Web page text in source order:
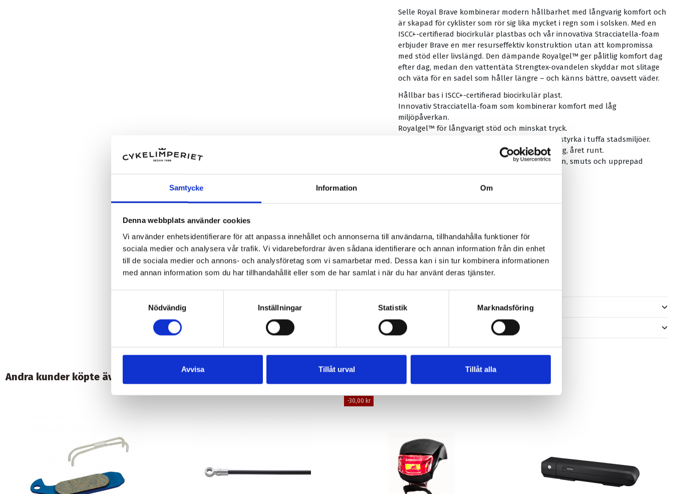
Samtycke Information Om
Denna webbplats använder cookies
Vi använder enhetsidentifierare för att anpassa innehållet och annonserna till användarna, tillhandahålla funktioner för
sociala medier och analysera vår trafik. Vi vidarebefordrar även sådana identifierare och annan information från din enhet
till de sociala medier och annons- och analysföretag som vi samarbetar med. Dessa kan i sin tur kombinera informationen
med annan information som du har tillhandahållit eller som de har samlat i när du har använt deras tjänster.
Nödvändig
Inställningar Statistik Marknadsföring
Avvisa Tillåt urval Tillåt alla
Selle Royal Brave kombinerar modern hållbarhet med långvarig komfort och
är skapad för cyklister som rör sig lika mycket i regn som i solsken. Med en
ISCC+-certifierad biocirkulär plastbas och vår innovativa Stracciatella-foam
erbjuder Brave en mer resurseffektiv konstruktion utan att kompromissa
med stöd eller livslängd. Den dämpande Royalgel™ ger pålitlig komfort dag
efter dag, medan den vattentäta Strengtex-ovandelen skyddar mot slitage
och väta för en sadel som håller längre – och känns bättre, oavsett väder.
Hållbar bas i ISCC+-certifierad biocirkulär plast.
Innovativ Stracciatella-foam som kombinerar komfort med låg
miljöpåverkan.
Royalgel™ för långvarigt stöd och minskat tryck.
Vattentätt Strengtex-överdrag ger maximal slitstyrka i tuffa stadsmiljöer.
Utvecklad för daglig pendling och urban cykling, året runt.
Bekväm, stabil och designad för att motstå regn, smuts och upprepad
användning.
Cykeltyp: Hybrid/Standard/Trekking
250 mm
Bredd:
230 mm
Räls: 7x7 mm
Stoppning: Royalgel™ padding
Produktdetaljer
Recensioner
Andra kunder köpte även:
-30,00 kr